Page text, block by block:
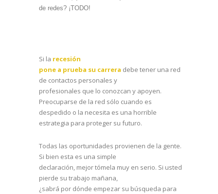
de redes? ¡TODO!
Si la recesión
pone a prueba su carrera debe tener una red
de contactos personales y
profesionales que lo conozcan y apoyen.
Preocuparse de la red sólo cuando es
despedido o la necesita es una horrible
estrategia para proteger su futuro.
Todas las oportunidades provienen de la gente.
Si bien esta es una simple
declaración, mejor tómela muy en serio. Si usted
pierde su trabajo mañana,
¿sabrá por dónde empezar su búsqueda para